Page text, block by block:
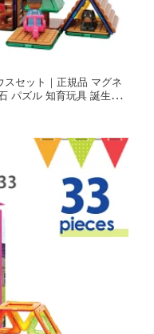
セット｜正規品 マグネ
パズル 知育玩具 誕生祝
入園